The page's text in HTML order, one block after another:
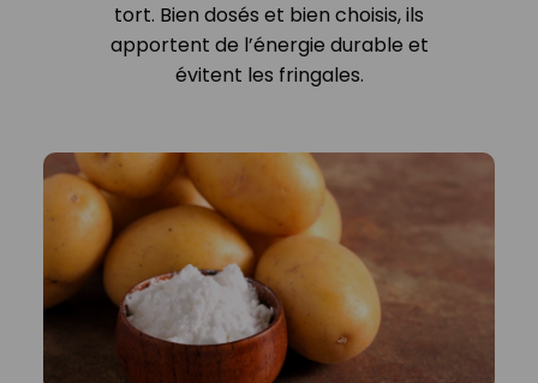
tort. Bien dosés et bien choisis, ils
apportent de l’énergie durable et
évitent les fringales.